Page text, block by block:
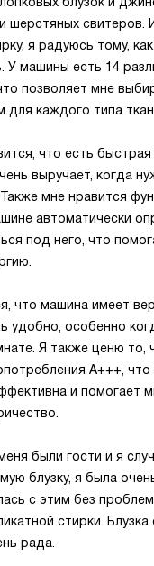
шерстяных свитеров.
я радуюсь тому,
У машины есть 14
позволяет мне
каждого типа
что есть быстрая
выручает, когда
мне нравится
автоматически
под него, что
что машина имеет
удобно, особенно
Я также ценю то,
A+++, что
и помогает
были гости и я
блузку, я была
с этим без
стирки. Блузка
рада.